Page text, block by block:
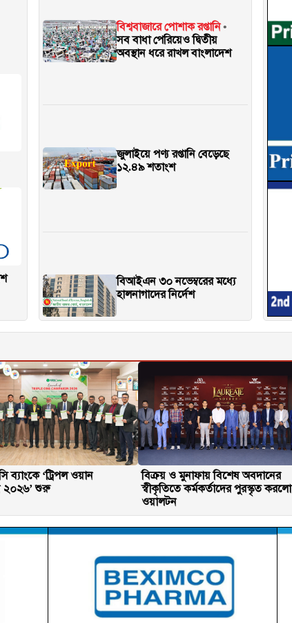
বিশ্ববাজারে পোশাক রপ্তানি
সব বাধা পেরিয়েও দ্বিতীয়
অবস্থান ধরে রাখল বাংলাদেশ
জুলাইয়ে পণ্য রপ্তানি বেড়েছে
১২.৪৯ শতাংশ
বিআইএন ৩০ নভেম্বরের মধ্যে
হালনাগাদের নির্দেশ
ব্যাংকে ‘ট্রিপল ওয়ান
২০২৬’ শুরু
বিক্রয় ও মুনাফায় বিশেষ অবদানের
স্বীকৃতিতে কর্মকর্তাদের পুরস্কৃত করলো
ওয়ালটন